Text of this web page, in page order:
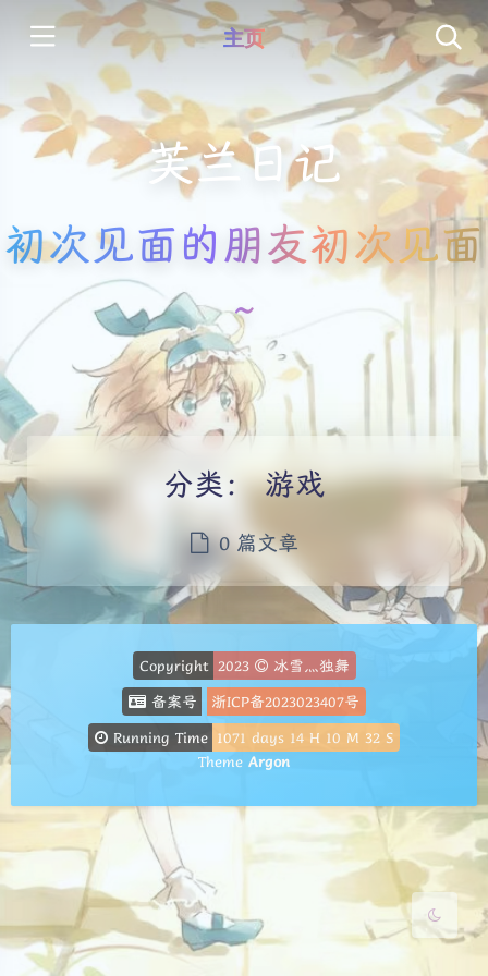
主页
芙兰日记
初次见面的朋友初次见面
~
Sans Serif
关闭 暗化 灰度
分类：游戏
0 篇文章
Copyright 2023
冰雪灬独舞
备案号
浙ICP备2023023407号
Running Time 1071 days 14 H 10 M 32 S
Theme Argon